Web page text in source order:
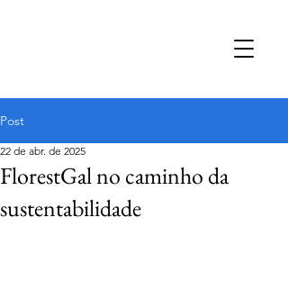
Post
FlorestGal no caminho da
sustentabilidade
22 de abr. de 2025